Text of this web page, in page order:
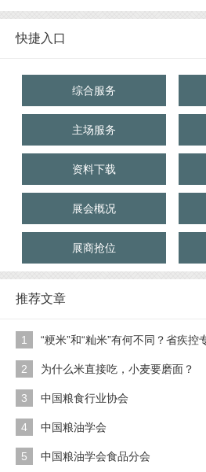
快捷入口
综合服务
主场服务
资料下载
展会概况
展商抢位
推荐文章
1 “粳米”和“籼米”有何不同？省疾控
2 为什么米直接吃，小麦要磨面？
3 中国粮食行业协会
4 中国粮油学会
5 中国粮油学会食品分会